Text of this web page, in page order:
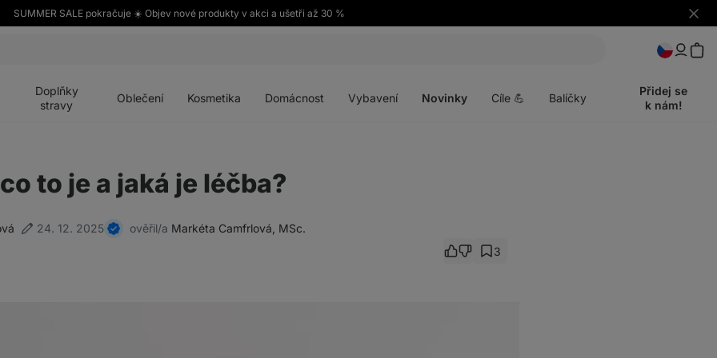
SUMMER SALE pokračuje ☀️ Objev nové produkty v akci a ušetři až 30 %
Skrýt
Doplňky
stravy
Oblečení Kosmetika Domácnost Vybavení Novinky Cíle 💪 Balíčky
Přidej se
k nám!
to je a jaká je léčba?
24. 12. 2025 ověřil/a Markéta Camfrlová, MSc.
3